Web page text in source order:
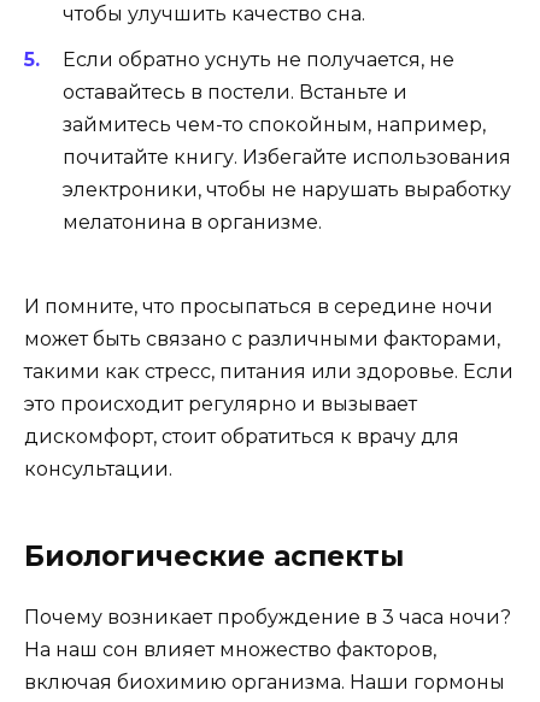
чтобы улучшить качество сна.
Если обратно уснуть не получается, не
оставайтесь в постели. Встаньте и
займитесь чем-то спокойным, например,
почитайте книгу. Избегайте использования
электроники, чтобы не нарушать выработку
мелатонина в организме.
И помните, что просыпаться в середине ночи
может быть связано с различными факторами,
такими как стресс, питания или здоровье. Если
это происходит регулярно и вызывает
дискомфорт, стоит обратиться к врачу для
консультации.
Биологические аспекты
Почему возникает пробуждение в 3 часа ночи?
На наш сон влияет множество факторов,
включая биохимию организма. Наши гормоны